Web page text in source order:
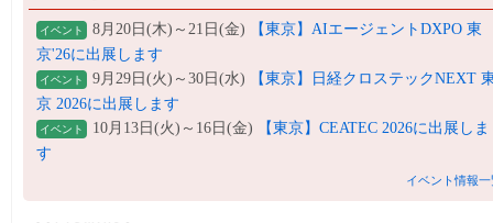
イベント 8月20日(木)～21日(金)
【東京】AIエージェントDXPO 東
京'26に出展します
イベント 9月29日(火)～30日(水)
【東京】日経クロステックNEXT
京 2026に出展します
イベント 10月13日(火)～16日(金)
【東京】CEATEC 2026に出展しま
す
イベント情報一